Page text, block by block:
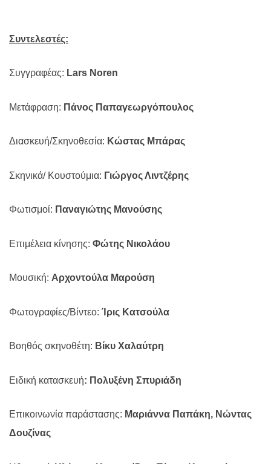
Συντελεστές:
Συγγραφέας: Lars Noren
Μετάφραση: Πάνος Παπαγεωργόπουλος
Διασκευή/Σκηνοθεσία: Κώστας Μπάρας
Σκηνικά/ Κουστούμια: Γιώργος Λιντζέρης
Φωτισμοί: Παναγιώτης Μανούσης
Επιμέλεια κίνησης: Φώτης Νικολάου
Μουσική: Αρχοντούλα Μαρούση
Φωτογραφίες/Βίντεο: Ίρις Κατσούλα
Βοηθός σκηνοθέτη: Βίκυ Χαλαύτρη
Ειδική κατασκευή: Πολυξένη Σπυριάδη
Επικοινωνία παράστασης: Μαριάννα Παπάκη, Νώντας
Δουζίνας